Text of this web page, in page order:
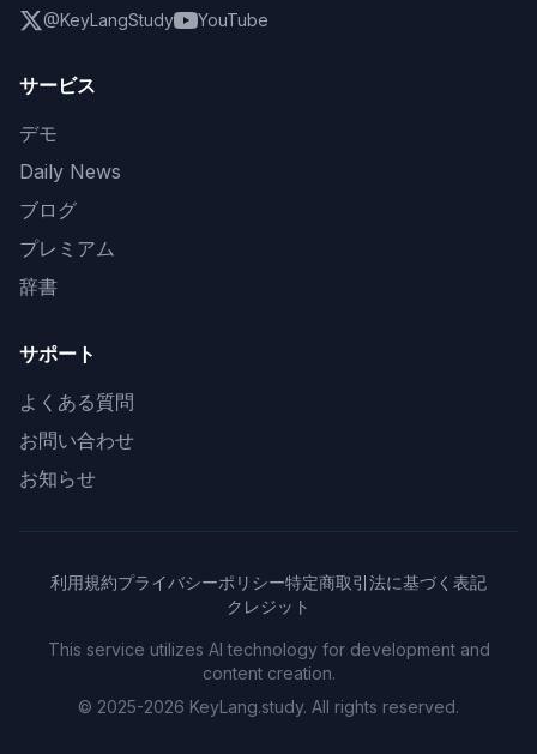
@KeyLangStudy YouTube
サービス
デモ
Daily News
ブログ
プレミアム
辞書
サポート
よくある質問
お問い合わせ
お知らせ
利用規約プライバシーポリシー特定商取引法に基づく表記
クレジット
This service utilizes AI technology for development and
content creation.
© 2025-2026 KeyLang.study. All rights reserved.